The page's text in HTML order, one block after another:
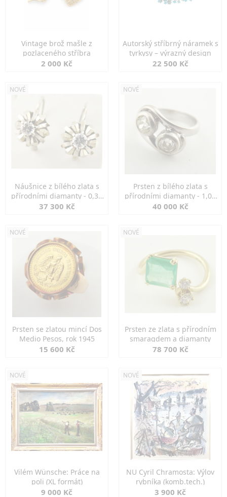
Vintage brož mašle z
pozlaceného stříbra
2 000 Kč
Autorský stříbrný náramek s
tyrkysy – výrazný design
22 500 Kč
NOVÉ
Náušnice z bílého zlata s
přírodními diamanty - 0,30
ct
37 300 Kč
NOVÉ
Prsten z bílého zlata s
přírodními diamanty - 1,00
ct
40 000 Kč
NOVÉ
Prsten se zlatou mincí Dos
Medio Pesos, rok 1945
15 600 Kč
NOVÉ
Prsten ze zlata s přírodním
smaragdem a diamanty
78 700 Kč
NOVÉ
Vilém Wünsche: Práce na
poli (XL formát)
9 000 Kč
NOVÉ
NU Cyril Chramosta: Výlov
rybníka (komb.tech.)
3 900 Kč